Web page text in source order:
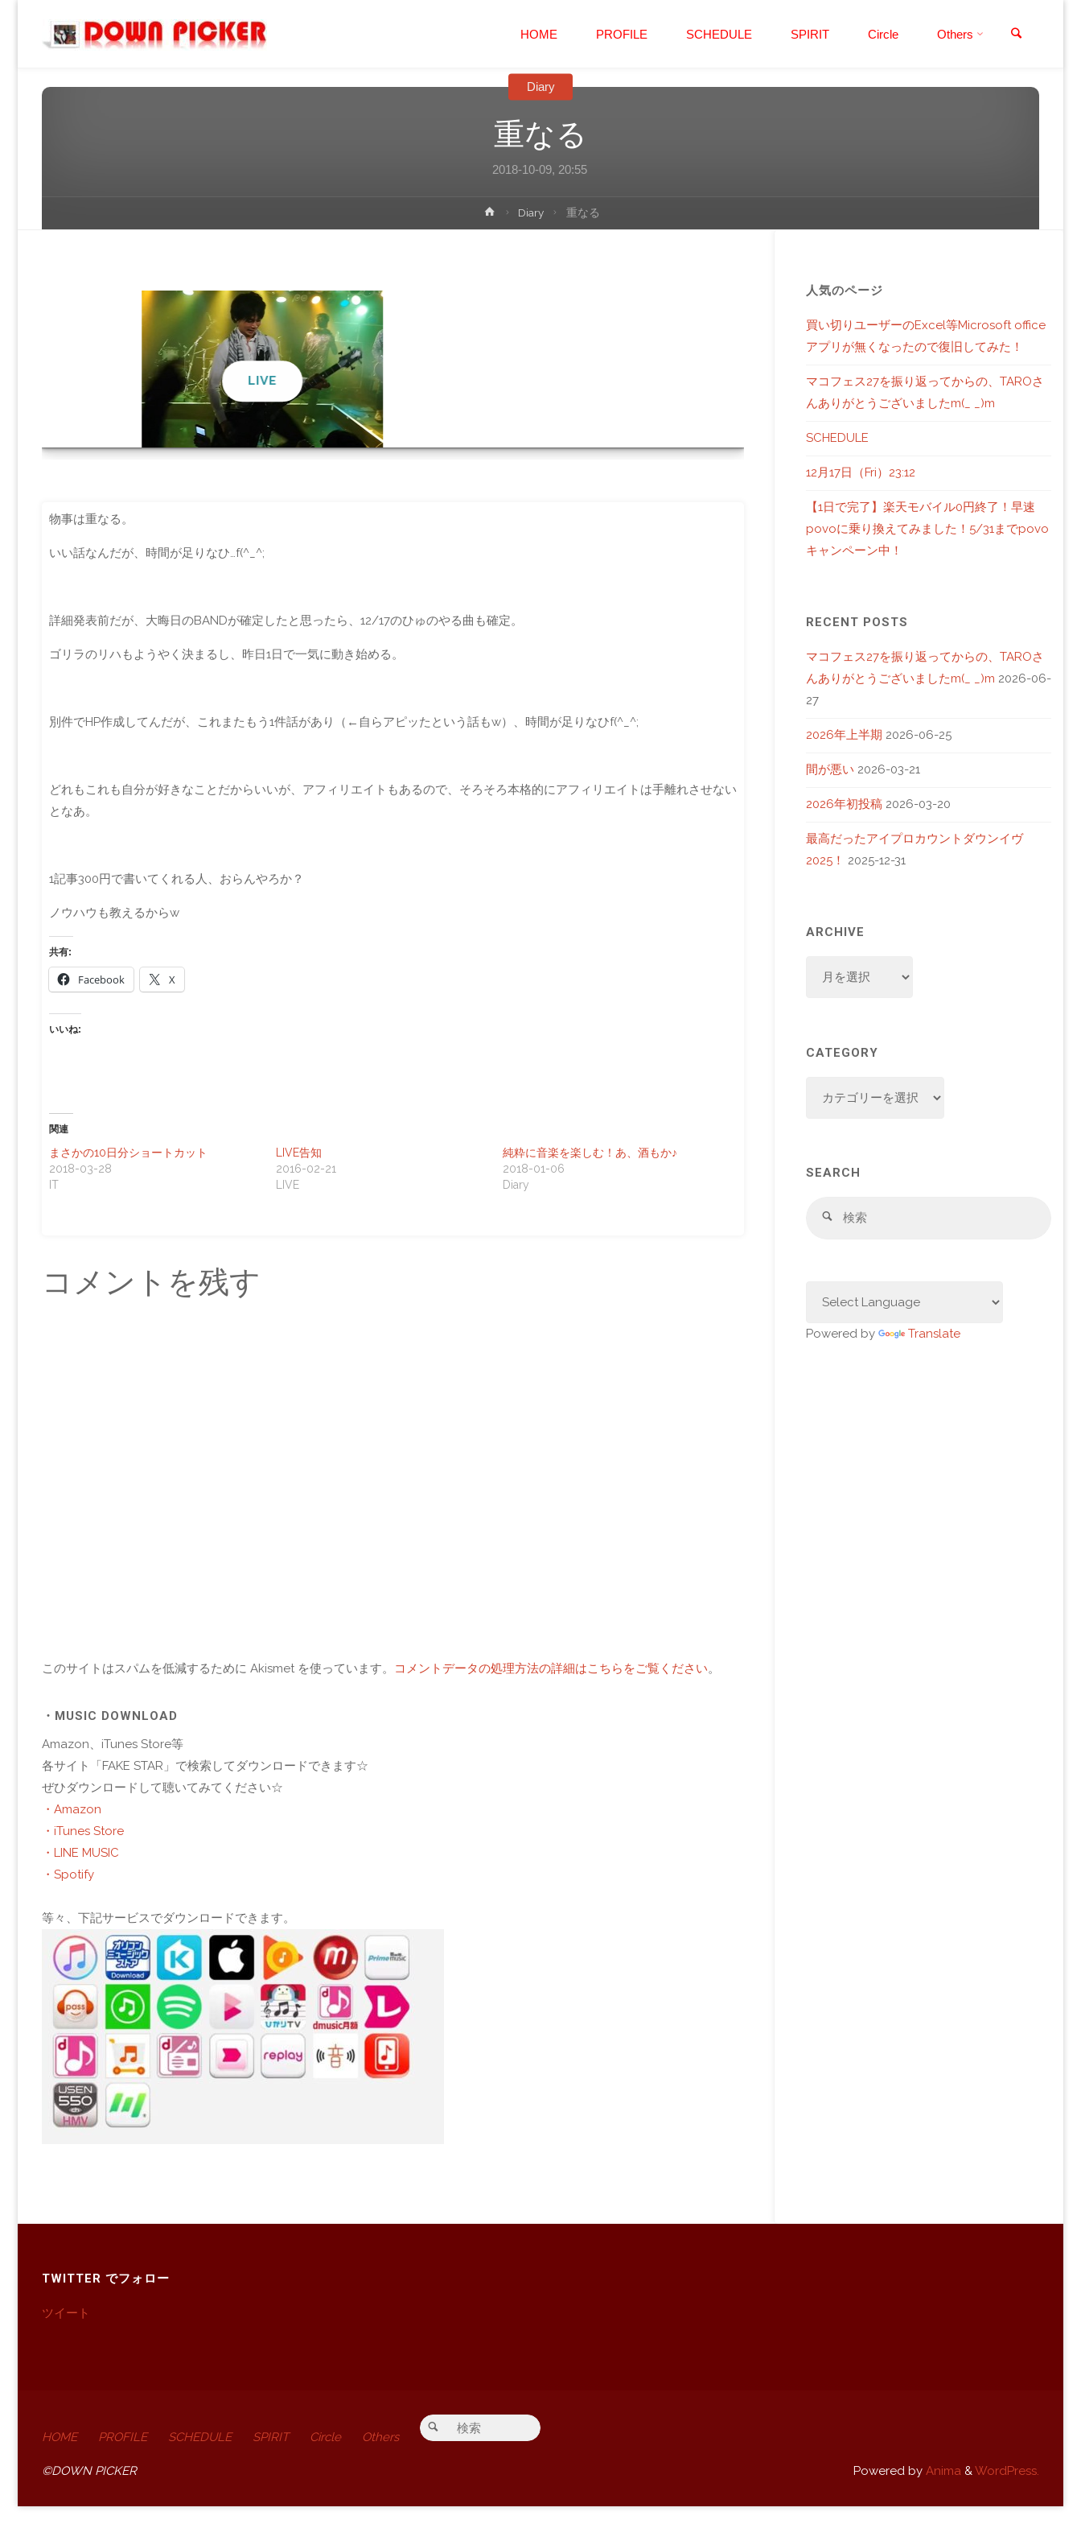
テ
ン
へ
HOME PROFILE SCHEDULE SPIRIT Circle Others
重なる
2018-10-09, 20:55
Diary
ホ
ー
Diary 重なる
YOUTUBE
物事は重なる。
いい話なんだが、時間が足りなひ…f(^_^;
詳細発表前だが、大晦日のBANDが確定したと思ったら、12/17のひゅのやる曲も確定。
ゴリラのリハもようやく決まるし、昨日1日で一気に動き始める。
別件でHP作成してんだが、これまたもう1件話があり（←自らアピッたという話もw）、時間が足りなひf(^_^;
どれもこれも自分が好きなことだからいいが、アフィリエイトもあるので、そろそろ本格的にアフィリエイトは手離れさせない
となあ。
1記事300円で書いてくれる人、おらんやろか？
ノウハウも教えるからw
共有:
Facebook X
いいね:
関連
まさかの10日分ショートカット
2018-03-28
IT
LIVE告知
2016-02-21
LIVE
純粋に音楽を楽しむ！あ、酒もか♪
2018-01-06
Diary
コメントを残す
このサイトはスパムを低減するために Akismet を使っています。 コメントデータの処理方法の詳細はこちらをご覧ください。
・MUSIC DOWNLOAD
Amazon、iTunes Store等
各サイト「FAKE STAR」で検索してダウンロードできます☆
ぜひダウンロードして聴いてみてください☆
・Amazon
・iTunes Store
・LINE MUSIC
・Spotify
等々、下記サービスでダウンロードできます。
人気のページ
買い切りユーザーのExcel等Microsoft office
アプリが無くなったので復旧してみた！
マコフェス27を振り返ってからの、TAROさ
んありがとうございましたm(_ _)m
SCHEDULE
12月17日（Fri）23:12
【1日で完了】楽天モバイル0円終了！早速
povoに乗り換えてみました！5/31までpovo
キャンペーン中！
RECENT POSTS
マコフェス27を振り返ってからの、TAROさ
んありがとうございましたm(_ _)m 2026-06-
27
2026年上半期 2026-06-25
間が悪い 2026-03-21
2026年初投稿 2026-03-20
最高だったアイプロカウントダウンイヴ
2025！
2025-12-31
ARCHIVE
CATEGORY
SEARCH
検
Powered by Translate
TWITTER でフォロー
ツイート
HOME PROFILE SCHEDULE SPIRIT Circle Others
検索対象:
検索
©DOWN PICKER Powered by Anima &WordPress.